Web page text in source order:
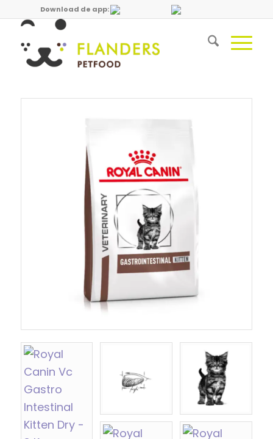
Download de app: